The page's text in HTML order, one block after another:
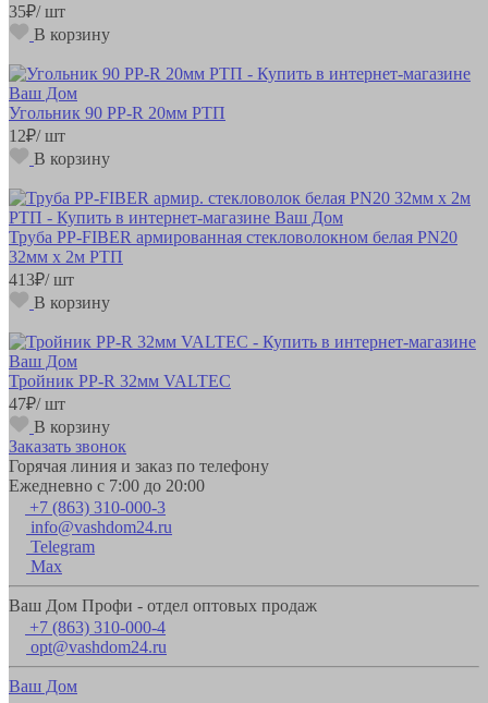
35₽/ шт
В корзину
Угольник 90 РР-R 20мм РТП
12₽/ шт
В корзину
Труба РР-FIBER армированная стекловолокном белая PN20
32мм х 2м РТП
413₽/ шт
В корзину
Тройник РР-R 32мм VALTEC
47₽/ шт
В корзину
Заказать звонок
Горячая линия и заказ по телефону
Ежедневно с 7:00 до 20:00
+7 (863) 310-000-3
info@vashdom24.ru
Telegram
Max
Ваш Дом Профи - отдел оптовых продаж
+7 (863) 310-000-4
opt@vashdom24.ru
Ваш Дом